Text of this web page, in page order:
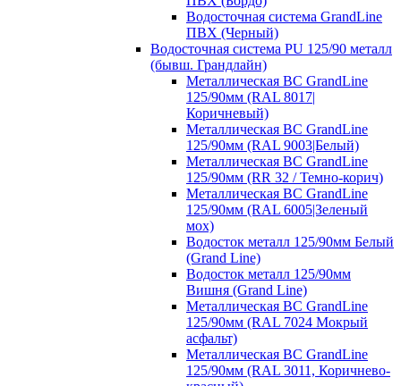
Водосточная система GrandLine
ПВХ (Черный)
Водосточная система PU 125/90 металл
(бывш. Грандлайн)
Металлическая ВС GrandLine
125/90мм (RAL 8017|
Коричневый)
Металлическая ВС GrandLine
125/90мм (RAL 9003|Белый)
Металлическая ВС GrandLine
125/90мм (RR 32 / Темно-корич)
Металлическая ВС GrandLine
125/90мм (RAL 6005|Зеленый
мох)
Водосток металл 125/90мм Белый
(Grand Line)
Водосток металл 125/90мм
Вишня (Grand Line)
Металлическая ВС GrandLine
125/90мм (RAL 7024 Мокрый
асфальт)
Металлическая ВС GrandLine
125/90мм (RAL 3011, Коричнево-